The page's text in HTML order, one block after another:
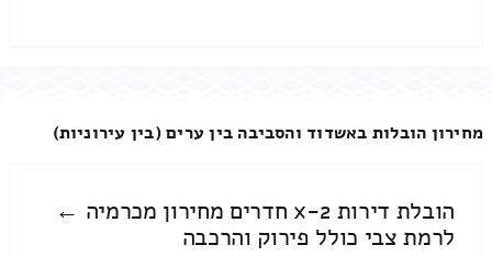
מחירון הובלות באשדוד והסביבה בין ערים (בין עירוניות)
הובלת דירות 2-x חדרים מחירון מכרמיה ←
לרמת צבי כולל פירוק והרכבה